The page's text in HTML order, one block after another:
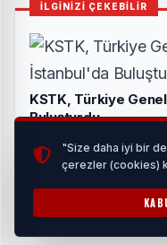
İLGİNİZİ ÇEKEBİLİR
KSTK, Türkiye
Buluşturdu
HABERI OKU
"Size daha iyi bir
çerezler (cookies)